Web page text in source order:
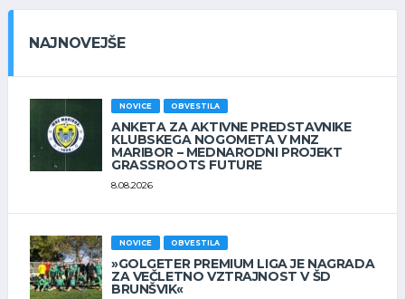
NAJNOVEJŠE
NOVICE OBVESTILA
ANKETA ZA AKTIVNE PREDSTAVNIKE
KLUBSKEGA NOGOMETA V MNZ
MARIBOR – MEDNARODNI PROJEKT
GRASSROOTS FUTURE
8.08.2026
NOVICE OBVESTILA
»GOLGETER PREMIUM LIGA JE NAGRADA
ZA VEČLETNO VZTRAJNOST V ŠD
BRUNŠVIK«